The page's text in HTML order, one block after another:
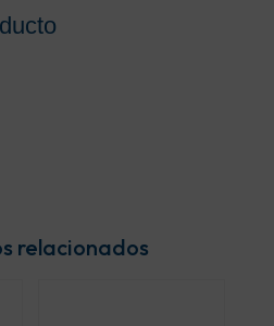
relacionados